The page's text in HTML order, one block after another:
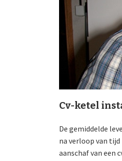
Cv-ketel
De gemiddelde
na verloop van
aanschaf van een